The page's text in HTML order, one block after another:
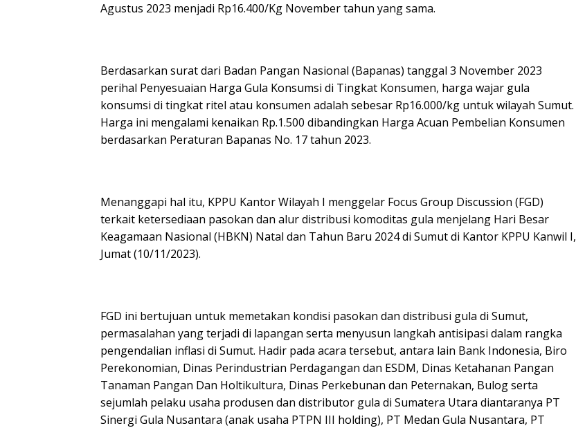
Agustus 2023 menjadi Rp16.400/Kg November tahun yang sama.
Berdasarkan surat dari Badan Pangan Nasional (Bapanas) tanggal 3 November 2023
perihal Penyesuaian Harga Gula Konsumsi di Tingkat Konsumen, harga wajar gula
konsumsi di tingkat ritel atau konsumen adalah sebesar Rp16.000/kg untuk wilayah Sumut.
Harga ini mengalami kenaikan Rp.1.500 dibandingkan Harga Acuan Pembelian Konsumen
berdasarkan Peraturan Bapanas No. 17 tahun 2023.
Menanggapi hal itu, KPPU Kantor Wilayah I menggelar Focus Group Discussion (FGD)
terkait ketersediaan pasokan dan alur distribusi komoditas gula menjelang Hari Besar
Keagamaan Nasional (HBKN) Natal dan Tahun Baru 2024 di Sumut di Kantor KPPU Kanwil I,
Jumat (10/11/2023).
FGD ini bertujuan untuk memetakan kondisi pasokan dan distribusi gula di Sumut,
permasalahan yang terjadi di lapangan serta menyusun langkah antisipasi dalam rangka
pengendalian inflasi di Sumut. Hadir pada acara tersebut, antara lain Bank Indonesia, Biro
Perekonomian, Dinas Perindustrian Perdagangan dan ESDM, Dinas Ketahanan Pangan
Tanaman Pangan Dan Holtikultura, Dinas Perkebunan dan Peternakan, Bulog serta
sejumlah pelaku usaha produsen dan distributor gula di Sumatera Utara diantaranya PT
Sinergi Gula Nusantara (anak usaha PTPN III holding), PT Medan Gula Nusantara, PT